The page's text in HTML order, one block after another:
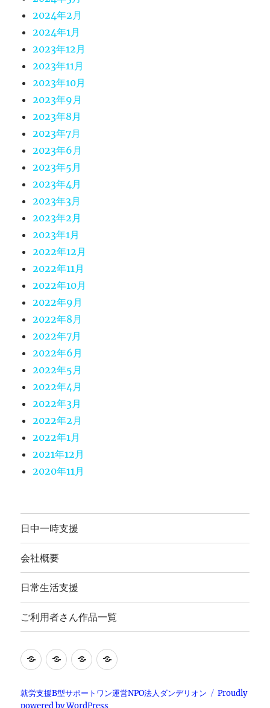
2024年2月
2024年1月
2023年12月
2023年11月
2023年10月
2023年9月
2023年8月
2023年7月
2023年6月
2023年5月
2023年4月
2023年3月
2023年2月
2023年1月
2022年12月
2022年11月
2022年10月
2022年9月
2022年8月
2022年7月
2022年6月
2022年5月
2022年4月
2022年3月
2022年2月
2022年1月
2021年12月
2020年11月
日中一時支援
会社概要
日常生活支援
ご利用者さん作品一覧
就
継
日
生
会
概
ご
用
就労支援B型サポートワン運営NPO法人ダンデリオン
Proudly